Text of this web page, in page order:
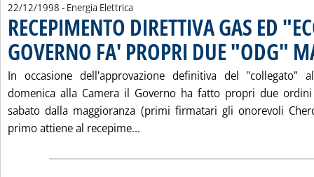
22/12/1998 - Energia Elettrica
RECEPIMENTO DIRETTIVA GAS ED
GOVERNO FA' PROPRI DUE "ODG"
In occasione dell'approvazione definitiva del "collegato"
domenica alla Camera il Governo ha fatto propri due
sabato dalla maggioranza (primi firmatari gli onorevoli
primo attiene al recepime...